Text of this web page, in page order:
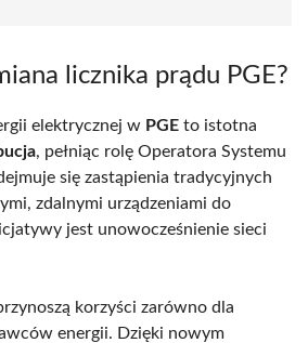
licznika prądu PGE?
elektrycznej w PGE to istotna
, pełniąc rolę Operatora Systemu
się zastąpienia tradycyjnych
zdalnymi urządzeniami do
jest unowocześnienie sieci
korzyści zarówno dla
energii. Dzięki nowym